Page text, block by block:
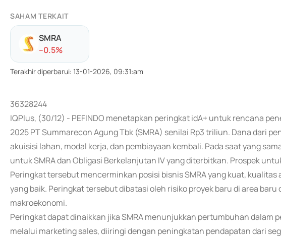
SAHAM TERKAIT
SMRA
--0.5%
Terakhir diperbarui: 13-01-2026, 09:31:am
36328244
IQPlus, (30/12) - PEFINDO menetapkan peringkat idA+ untuk rencana
2025 PT Summarecon Agung Tbk (SMRA) senilai Rp3 triliun. Dana dari
akuisisi lahan, modal kerja, dan pembiayaan kembali. Pada saat yang
untuk SMRA dan Obligasi Berkelanjutan IV yang diterbitkan. Prospek
Peringkat tersebut mencerminkan posisi bisnis SMRA yang kuat,
yang baik. Peringkat tersebut dibatasi oleh risiko proyek baru di area
makroekonomi.
Peringkat dapat dinaikkan jika SMRA menunjukkan pertumbuhan dalam
melalui marketing sales, diiringi dengan peningkatan pendapatan dari